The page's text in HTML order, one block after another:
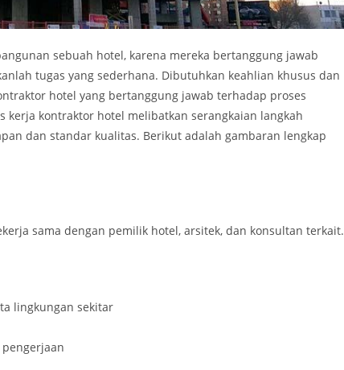
sebuah hotel, karena mereka bertanggung jawab
tugas yang sederhana. Dibutuhkan keahlian khusus dan
hotel yang bertanggung jawab terhadap proses
kerja kontraktor hotel melibatkan serangkaian langkah
dan standar kualitas. Berikut adalah gambaran lengkap
sama dengan pemilik hotel, arsitek, dan konsultan terkait.
lingkungan sekitar